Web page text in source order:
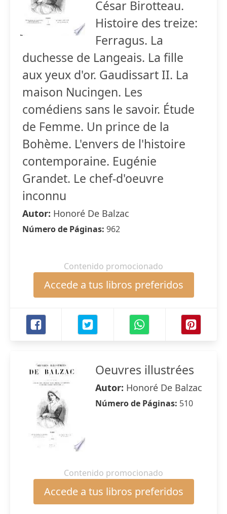
César Birotteau.
Histoire des treize:
Ferragus. La
duchesse de Langeais. La fille
aux yeux d'or. Gaudissart II. La
maison Nucingen. Les
comédiens sans le savoir. Étude
de Femme. Un prince de la
Bohème. L'envers de l'histoire
contemporaine. Eugénie
Grandet. Le chef-d'oeuvre
inconnu
Autor: Honoré De Balzac
Número de Páginas: 962
Contenido promocionado
Accede a tus libros preferidos
Oeuvres illustrées
Autor: Honoré De Balzac
Número de Páginas: 510
Contenido promocionado
Accede a tus libros preferidos